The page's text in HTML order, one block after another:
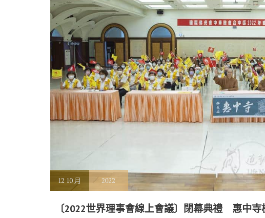
12 10 月 2022
〔2022世界理事會線上會議〕閉幕典禮 惠中